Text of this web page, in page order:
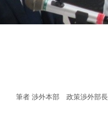
筆者 渉外本部 政策渉外部